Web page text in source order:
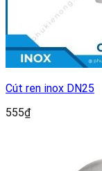
Cút ren inox DN25
555₫